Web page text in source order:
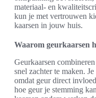
materiaal- en
kun je met vertrouwen
kaarsen in jouw huis.
Waarom geurkaarsen
Geurkaarsen
snel zachter te maken.
omdat geur direct
hoe geur je stemming